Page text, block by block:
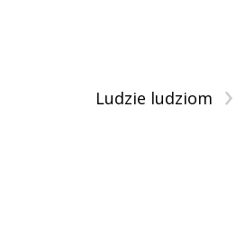
›
Ludzie ludziom